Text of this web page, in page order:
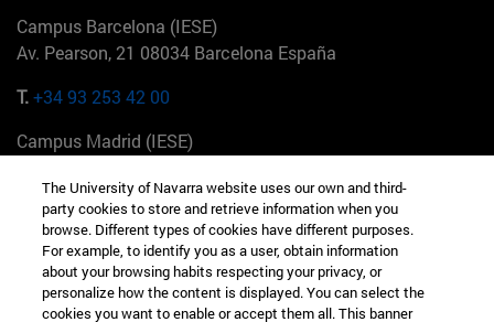
Campus Barcelona (IESE)
Av. Pearson, 21 08034 Barcelona España
T.+34 93 253 42 00
Campus Madrid (IESE)
+34 912 11 30 00
Campus Nueva York (IESE)
165 W 57th St 10019-2201 Nueva York EE.UU
The University of Navarra website uses our own and third-
party cookies to store and retrieve information when you
browse. Different types of cookies have different purposes.
For example, to identify you as a user, obtain information
about your browsing habits respecting your privacy, or
personalize how the content is displayed. You can select the
cookies you want to enable or accept them all. This banner